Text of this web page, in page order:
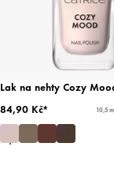
Lak na nehty Cozy
84,90 Kč*
10,5